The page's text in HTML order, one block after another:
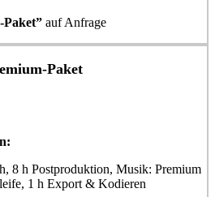
Paket” auf Anfrage
Paket
8 h Postproduktion, Musik: Premium
1 h Export & Kodieren